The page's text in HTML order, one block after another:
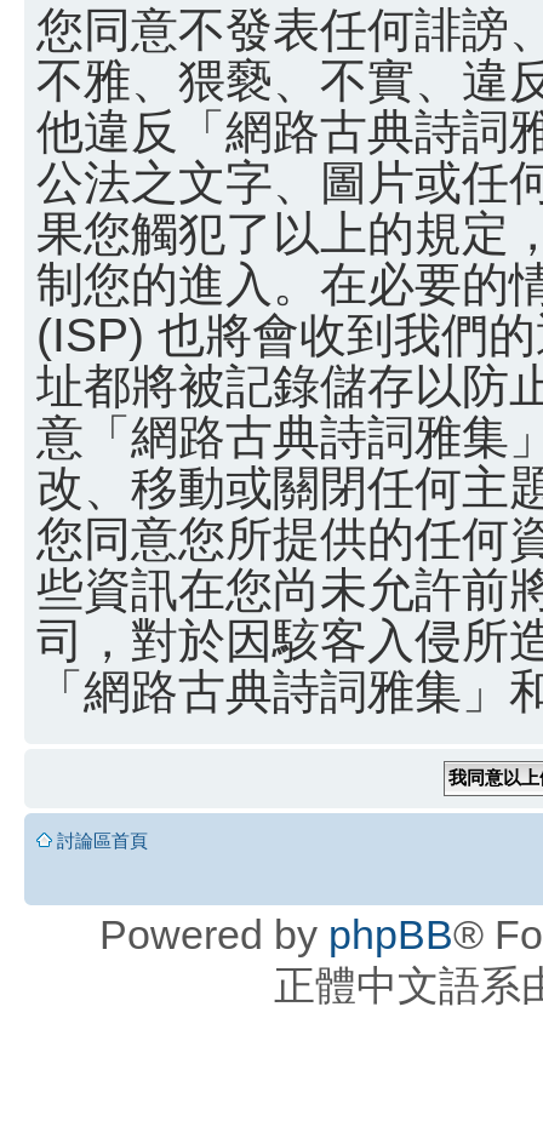
您同意不發表任何誹謗
不雅、猥褻、不實、違
他違反「網路古典詩詞
公法之文字、圖片或任
果您觸犯了以上的規定
制您的進入。在必要的
(ISP) 也將會收到我們
址都將被記錄儲存以防
意「網路古典詩詞雅集
改、移動或關閉任何主
您同意您所提供的任何
些資訊在您尚未允許前
司，對於因駭客入侵所
「網路古典詩詞雅集
討論區首頁
Powered by phpBB®
正體中文語系